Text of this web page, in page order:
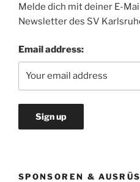
Melde dich mit deiner E-
Newsletter des SV
Email address:
SPONSOREN &